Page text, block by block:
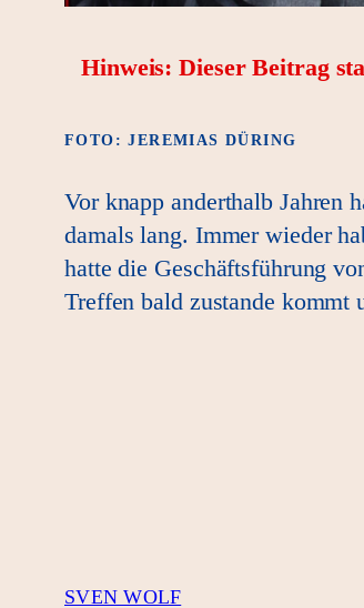
Hinweis: Dieser Beitrag
FOTO: JEREMIAS DÜRING
Vor knapp anderthalb Jahren
damals lang. Immer wieder
hatte die Geschäftsführung
Treffen bald zustande kommt
SVEN WOLF